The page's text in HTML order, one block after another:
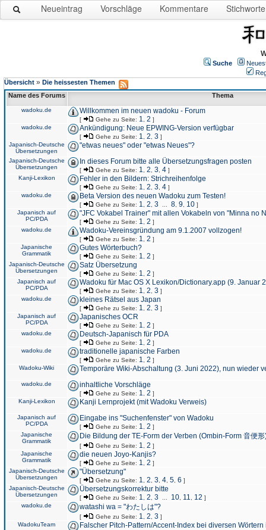
Neueintrag Vorschläge Kommentare Stichworte
Suche
Übersicht » Die heissesten Themen
Name des Forums
Thema
wadoku.de Willkommen im neuen wadoku - Forum
[ Gehe zu Seite: 1 2 ]
wadoku.de
Ankündigung: Neue EPWING-Version verfügbar
[ Gehe zu Seite: 1 2 3 ]
Japanisch-Deutsche
Übersetzungen
"etwas neues" oder "etwas Neues"?
Japanisch-Deutsche
Übersetzungen
In dieses Forum bitte alle Übersetzungsfragen posten
[ Gehe zu Seite: 1 2 3 4 ]
Kanji-Lexikon
Fehler in den Bildern: Strichreihenfolge
[ Gehe zu Seite: 1 2 3 4 ]
wadoku.de
Beta Version des neuen Wadoku zum Testen!
[ Gehe zu Seite: 1 2 3 8 9 10 ]
Japanisch auf
PC/PDA
"JFC Vokabel Trainer" mit allen Vokabeln von "Minna no
[ Gehe zu Seite: 1 2 ]
wadoku.de
Wadoku-Vereinsgründung am 9.1.2007 vollzogen!
[ Gehe zu Seite: 1 2 ]
Japanische
Grammatik
Gutes Wörterbuch?
[ Gehe zu Seite: 1 2 ]
Japanisch-Deutsche
Übersetzungen
Satz Übersetzung
[ Gehe zu Seite: 1 2 ]
Japanisch auf
PC/PDA
Wadoku für Mac OS X Lexikon/Dictionary.app (9. Januar
[ Gehe zu Seite: 1 2 3 ]
wadoku.de
kleines Rätsel aus Japan
[ Gehe zu Seite: 1 2 3 ]
Japanisch auf
PC/PDA
Japanisches OCR
[ Gehe zu Seite: 1 2 ]
wadoku.de
Deutsch-Japanisch für PDA
[ Gehe zu Seite: 1 2 ]
wadoku.de
traditionelle japanische Farben
[ Gehe zu Seite: 1 2 ]
Wadoku-Wiki
Temporäre Wiki-Abschaltung (3. Juni 2022), nun wieder
wadoku.de inhaltliche Vorschläge
[ Gehe zu Seite: 1 2 ]
Kanji-Lexikon
Kanji Lernprojekt (mit Wadoku Verweis)
Japanisch auf
PC/PDA
Eingabe ins "Suchenfenster" von Wadoku
[ Gehe zu Seite: 1 2 ]
Japanische
Grammatik
Die Bildung der TE-Form der Verben (Ombin-Form 音便形
[ Gehe zu Seite: 1 2 ]
Japanische
Grammatik
die neuen Joyo-Kanjis?
[ Gehe zu Seite: 1 2 ]
Japanisch-Deutsche
Übersetzungen
"Übersetzung"
[ Gehe zu Seite: 1 2 3 4 5 6 ]
Japanisch-Deutsche
Übersetzungen
Übersetzungskorrektur bitte
[ Gehe zu Seite: 1 2 3 10 11 12 ]
wadoku.de
watashi wa = "わたしは"?
[ Gehe zu Seite: 1 2 3 ]
WadokuTeam
Falscher Pitch-Pattern/Accent-Index bei diversen